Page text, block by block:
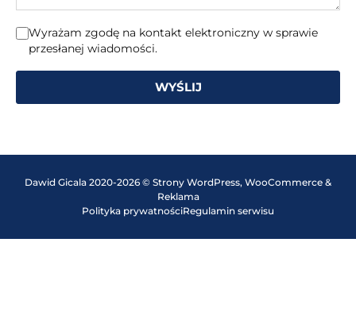
Wyrażam zgodę na kontakt elektroniczny w sprawie
przesłanej wiadomości.
WYŚLIJ
Dawid Gicala 2020-2026 © Strony WordPress, WooCommerce &
Reklama
Polityka prywatnościRegulamin serwisu